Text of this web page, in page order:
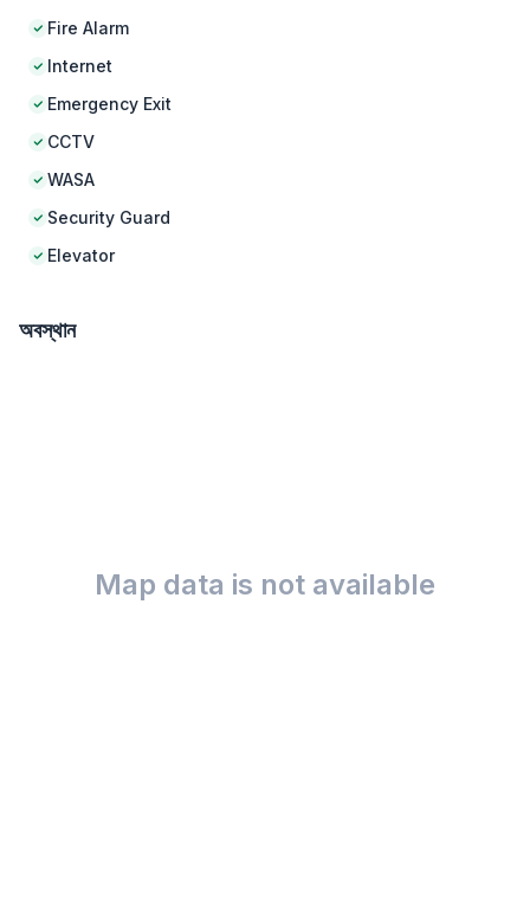
Fire Alarm
Internet
Emergency Exit
CCTV
WASA
Security Guard
Elevator
অবস্থান
Map data is not available